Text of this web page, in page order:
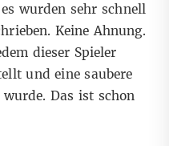
wurden sehr schnell
Keine Ahnung.
dieser Spieler
und eine saubere
Das ist schon